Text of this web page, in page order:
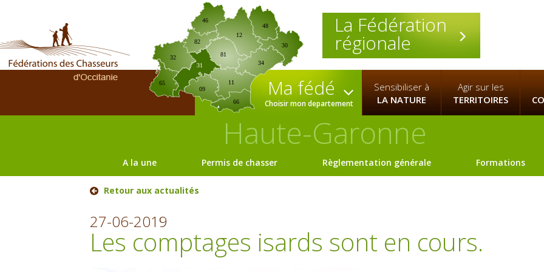
La Fédération
régionale
09
12
30
31
32
34
46
65
66
81
82
11
48
Ma fédé
Choisir mon departement
Sensibiliser à
LA NATURE
Agir sur les
TERRITOIRES
Haute-Garonne
A la une Permis de chasser Règlementation générale Formations
Retour aux actualités
27-06-2019
Les comptages isards sont en cours.